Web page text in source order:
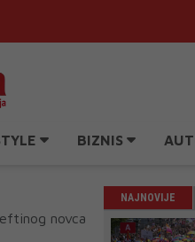
BIZNIS
novca
NAJNOVIJE